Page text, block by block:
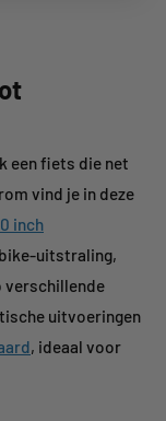
een fiets die net
vind je in deze
inch
uitstraling,
verschillende
uitvoeringen
, ideaal voor